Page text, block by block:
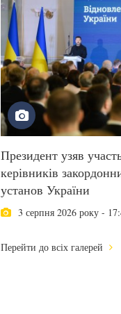
Президент узяв
керівників
установ України
3 серпня 2026 року -
Перейти до всіх галерей